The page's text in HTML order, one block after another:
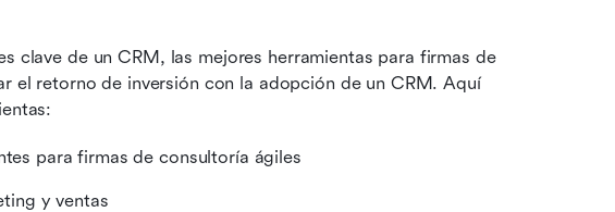
clave de un CRM, las mejores herramientas para firmas de
el retorno de inversión con la adopción de un CRM. Aquí
para firmas de consultoría ágiles
y ventas